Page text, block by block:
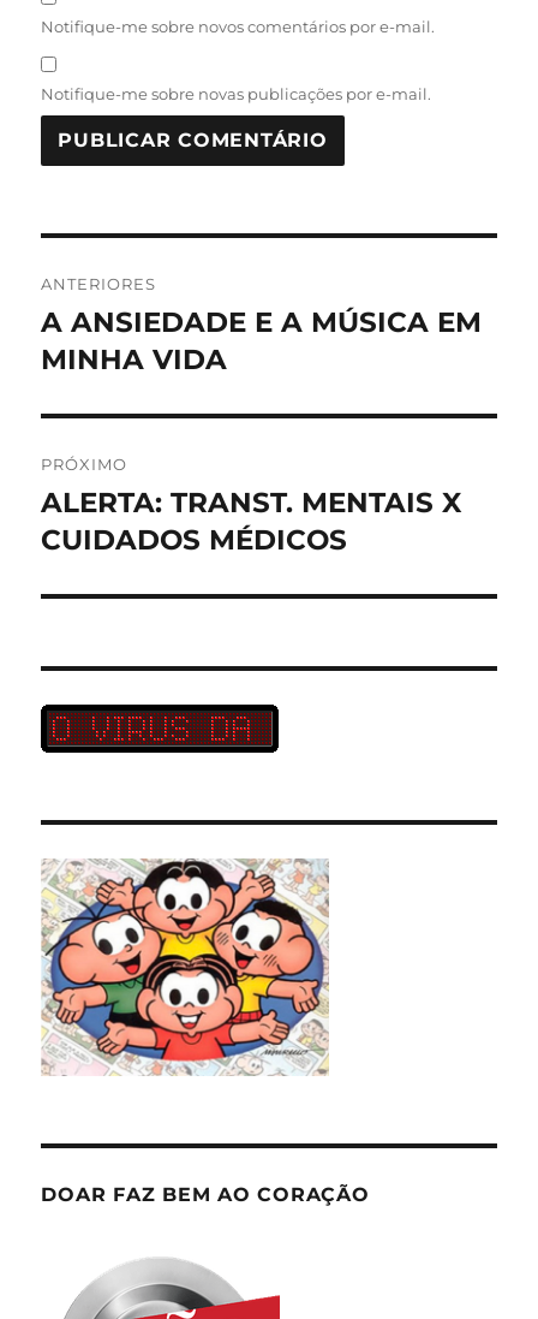
Notifique-me sobre novos comentários por e-mail.
Notifique-me sobre novas publicações por e-mail.
de
Post
ANTERIORES
Post
anterior:
A ANSIEDADE E A MÚSICA EM
MINHA VIDA
PRÓXIMO
Próximo
post:
ALERTA: TRANST. MENTAIS X
CUIDADOS MÉDICOS
DOAR FAZ BEM AO CORAÇÃO